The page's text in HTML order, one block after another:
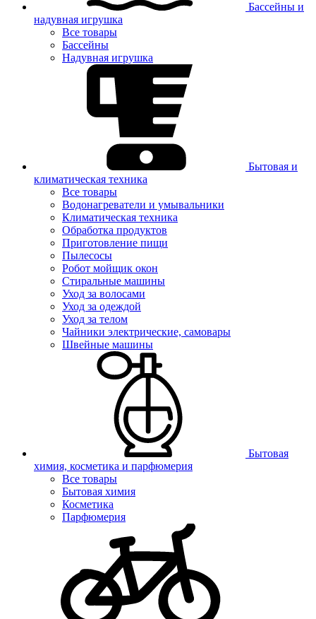
Бассейны и
надувная игрушка
Все товары
Бассейны
Надувная игрушка
Бытовая и
климатическая техника
Все товары
Водонагреватели и умывальники
Климатическая техника
Обработка продуктов
Приготовление пищи
Пылесосы
Робот мойщик окон
Стиральные машины
Уход за волосами
Уход за одеждой
Уход за телом
Чайники электрические, самовары
Швейные машины
Бытовая
химия, косметика и парфюмерия
Все товары
Бытовая химия
Косметика
Парфюмерия